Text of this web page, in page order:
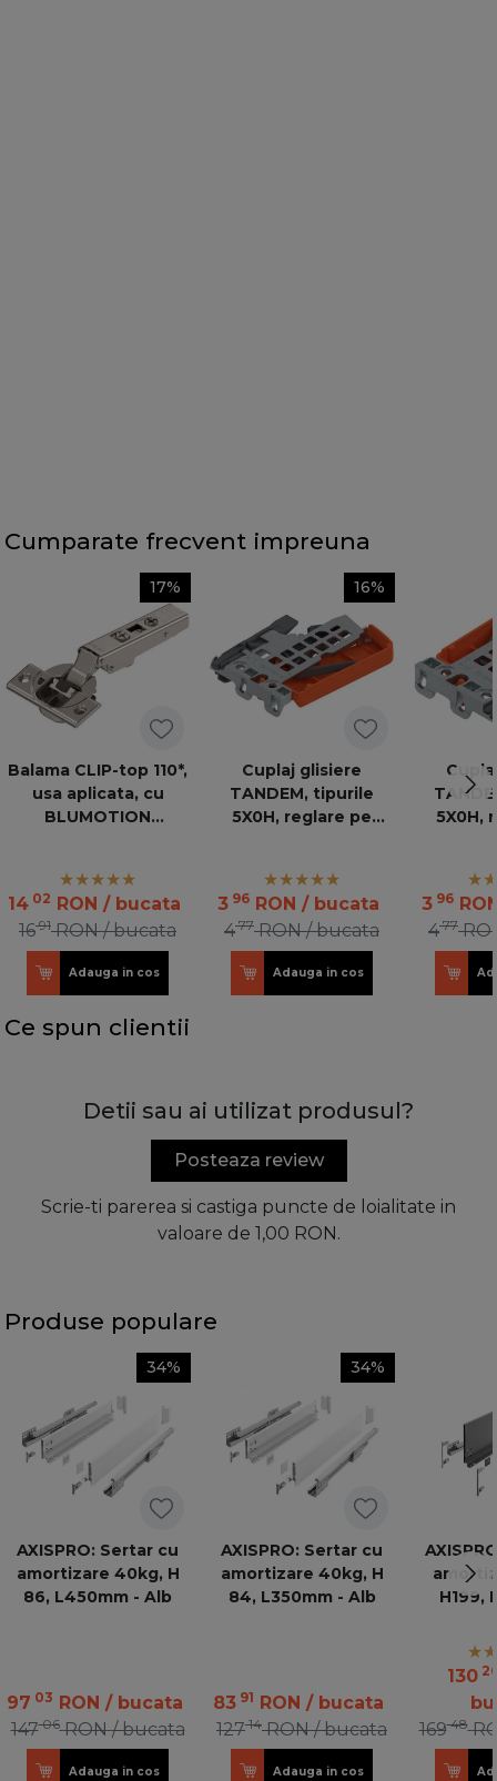
Cumparate frecvent impreuna
17%
Balama CLIP-top 110*,
usa aplicata, cu
BLUMOTION
14 02 RON / bucata
1691 RON / bucata
Adauga in cos
16%
Cuplaj glisiere
TANDEM, tipurile
5X0H, reglare pe
100 OR
3 96 RON / bucata
477 RON / bucata
Adauga in cos
5X0H,
3 96
477
Ce spun clientii
Detii sau ai utilizat produsul?
Posteaza review
Scrie-ti parerea si castiga puncte de loialitate in
valoare de 1,00 RON.
Produse populare
34%
AXISPRO: Sertar cu
amortizare 40kg, H
86, L450mm - Alb
97 03 RON / bucata
14706 RON / bucata
Adauga in cos
34%
AXISPRO: Sertar cu
amortizare 40kg, H
84, L350mm - Alb
83 91 RON / bucata
12714 RON / bucata
Adauga in cos
H199,
130
16948